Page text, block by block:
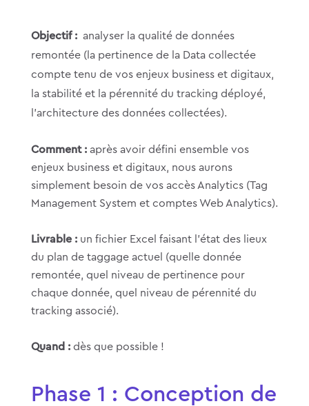
Objectif : analyser la qualité de données
remontée (la pertinence de la Data collectée
compte tenu de vos enjeux business et digitaux,
la stabilité et la pérennité du tracking déployé,
l’architecture des données collectées).
Comment : après avoir défini ensemble vos
enjeux business et digitaux, nous aurons
simplement besoin de vos accès Analytics (Tag
Management System et comptes Web Analytics).
Livrable : un fichier Excel faisant l’état des lieux
du plan de taggage actuel (quelle donnée
remontée, quel niveau de pertinence pour
chaque donnée, quel niveau de pérennité du
tracking associé).
Quand : dès que possible !
Phase 1 : Conception de